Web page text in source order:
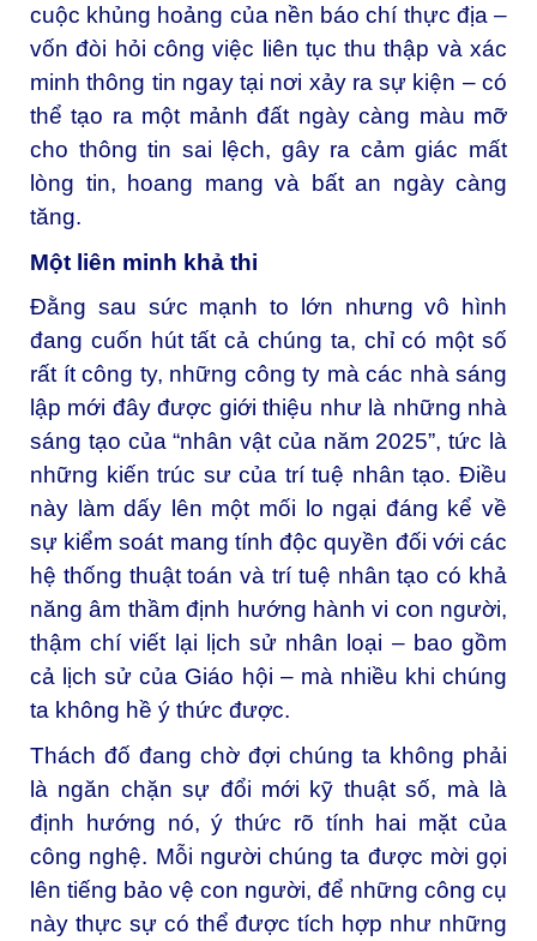
cuộc khủng hoảng của nền báo chí thực địa –
vốn đòi hỏi công việc liên tục thu thập và xác
minh thông tin ngay tại nơi xảy ra sự kiện – có
thể tạo ra một mảnh đất ngày càng màu mỡ
cho thông tin sai lệch, gây ra cảm giác mất
lòng tin, hoang mang và bất an ngày càng
tăng.
Một liên minh khả thi
Đằng sau sức mạnh to lớn nhưng vô hình
đang cuốn hút tất cả chúng ta, chỉ có một số
rất ít công ty, những công ty mà các nhà sáng
lập mới đây được giới thiệu như là những nhà
sáng tạo của “nhân vật của năm 2025”, tức là
những kiến trúc sư của trí tuệ nhân tạo. Điều
này làm dấy lên một mối lo ngại đáng kể về
sự kiểm soát mang tính độc quyền đối với các
hệ thống thuật toán và trí tuệ nhân tạo có khả
năng âm thầm định hướng hành vi con người,
thậm chí viết lại lịch sử nhân loại – bao gồm
cả lịch sử của Giáo hội – mà nhiều khi chúng
ta không hề ý thức được.
Thách đố đang chờ đợi chúng ta không phải
là ngăn chặn sự đổi mới kỹ thuật số, mà là
định hướng nó, ý thức rõ tính hai mặt của
công nghệ. Mỗi người chúng ta được mời gọi
lên tiếng bảo vệ con người, để những công cụ
này thực sự có thể được tích hợp như những